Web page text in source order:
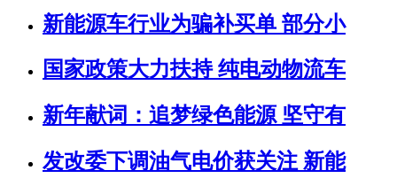
新能源车行业为骗补买单 部分小
国家政策大力扶持 纯电动物流车
新年献词：追梦绿色能源 坚守有
发改委下调油气电价获关注 新能